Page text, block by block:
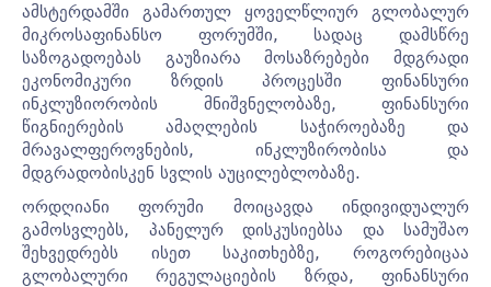
ამსტერდამში გამართულ ყოველწლიურ გლობალურ
მიკროსაფინანსო ფორუმში, სადაც დამსწრე
საზოგადოებას გაუზიარა მოსაზრებები მდგრადი
ეკონომიკური ზრდის პროცესში ფინანსური
ინკლუზიორობის მნიშვნელობაზე, ფინანსური
წიგნიერების ამაღლების საჭიროებაზე და
მრავალფეროვნების, ინკლუზირობისა და
მდგრადობისკენ სვლის აუცილებლობაზე.
ორდღიანი ფორუმი მოიცავდა ინდივიდუალურ
გამოსვლებს, პანელურ დისკუსიებსა და სამუშაო
შეხვედრებს ისეთ საკითხებზე, როგორებიცაა
გლობალური რეგულაციების ზრდა, ფინანსური